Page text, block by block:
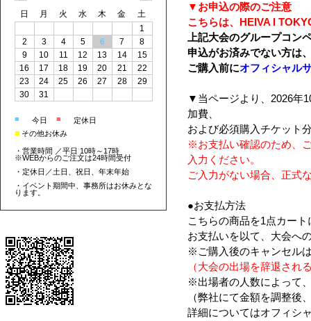
▼お申込の際のご注意
こちらは、HEIVA I
上記大会のグループコ
申込がお済みでない方は
ご購入前にオフィシャル
▼当ページより、2026年
加費、
および必須購入チケット
※お支払い確認のため、
入力ください。
ご入力がない場合、正式
●お支払方法
こちらの商品を1点カー
お支払いを以て、大会へ
※ご購入後のキャンセル
（大会の出場を辞退され
※出場者の人数によって
（弊社にて金額を調整後
詳細についてはオフィシ
日 月 火 水 木 金
土
1
2
3 4 5 6 7
8
9
10 11 12 13 14
15
16
17 18 19 20 21
22
23
24 25 26 27 28
29
30
31
■ 今日 ■ 定休日
■ その他お休み
・営業時間 ／平日 10時～17時
※WEBからのご注文は24時間受付
・定休日／土日、祝日、年末年始
・イベント期間中、事務所はお休みとな
ります。